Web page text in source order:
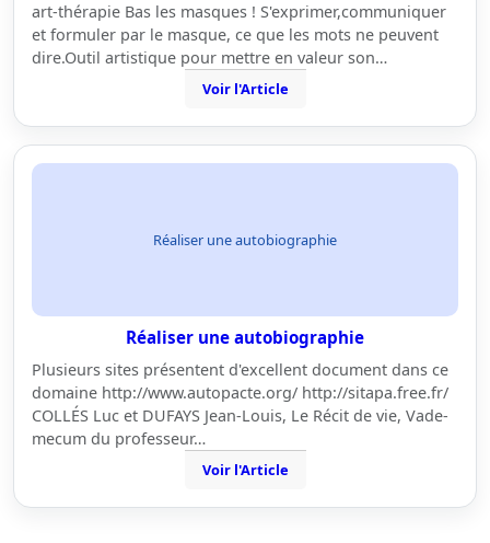
art-thérapie Bas les masques ! S'exprimer,communiquer
et formuler par le masque, ce que les mots ne peuvent
dire.Outil artistique pour mettre en valeur son…
Voir l'Article
Réaliser une autobiographie
Réaliser une autobiographie
Plusieurs sites présentent d'excellent document dans ce
domaine http://www.autopacte.org/ http://sitapa.free.fr/
COLLÉS Luc et DUFAYS Jean-Louis, Le Récit de vie, Vade-
mecum du professeur…
Voir l'Article